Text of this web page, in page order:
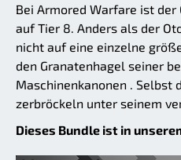
Bei Armored Warfare ist der
auf Tier 8. Anders als der
nicht auf eine einzelne
den Granatenhagel seiner
Maschinenkanonen . Selbst
zerbröckeln unter seinem
Dieses Bundle ist in